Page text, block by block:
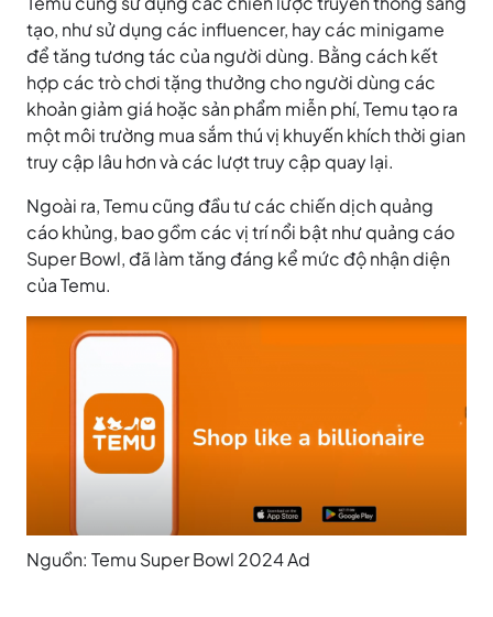
tạo, như sử dụng các influencer, hay các minigame
để tăng tương tác của người dùng. Bằng cách kết
hợp các trò chơi tặng thưởng cho người dùng các
khoản giảm giá hoặc sản phẩm miễn phí, Temu tạo ra
một môi trường mua sắm thú vị khuyến khích thời gian
truy cập lâu hơn và các lượt truy cập quay lại.
Ngoài ra, Temu cũng đầu tư các chiến dịch quảng
cáo khủng, bao gồm các vị trí nổi bật như quảng cáo
Super Bowl, đã làm tăng đáng kể mức độ nhận diện
của Temu.
Nguồn: Temu Super Bowl 2024 Ad